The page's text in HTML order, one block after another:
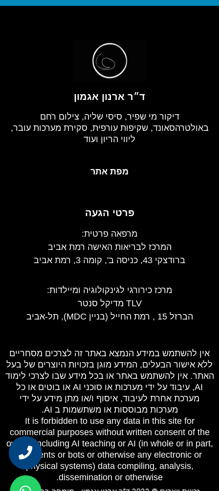
ד״ר ארנון אגמון
דיקור מי שפיר, סיסי שליה, צילום רחם
באולטרהסאונד, שקיפות עורפית, סקירת מערכות עובר,
ליווי הריון ועוד
מפת אתר
פרטי הגעה
מרפאה פרטית:
המרכז לבריאות האישה רמת אביב
ברודצקי 43, כניסה ב', קומה 3, רמת אביב
מרכז כירורגי לגינקולוגיה ומיילדות:
TLV מדיקל סנטר
הברזל 15 , רמת החייל (בניין MDC), תל-אביב
אין להשתמש במידע הנמצא באתר זה לצרכים מסחריים
ללא אישור הבעלים, המידע מוגן בזכויות היוצרים של בעל
האתר. אין להשתמש באתר או בכל מידע שבו לצרכי לימוד
AI, עיבוד על ידי מערכות או סוכני AI או בוטים או כל
מערכת אחרת לעיבוד, איסוף ו/או מתן מידע על ידי
מערכות מבוססות או משתשמות ב AI.
It is forbidden to use any data in this site for
commercial purposes without written consent of the
owner, including AI teaching or AI (in whole or in part,
as agents or bots or otherwise any electronic or
physical systems) data compiling, analysis,
dissemination or otherwise.